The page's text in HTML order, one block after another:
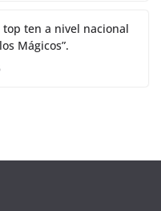
top ten a nivel nacional
Mágicos”.